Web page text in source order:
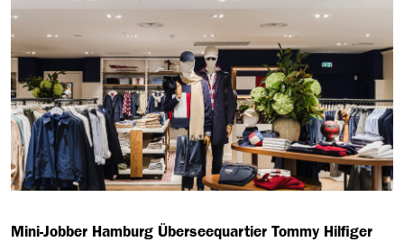
Mini-Jobber Hamburg Überseequartier Tommy Hilfiger